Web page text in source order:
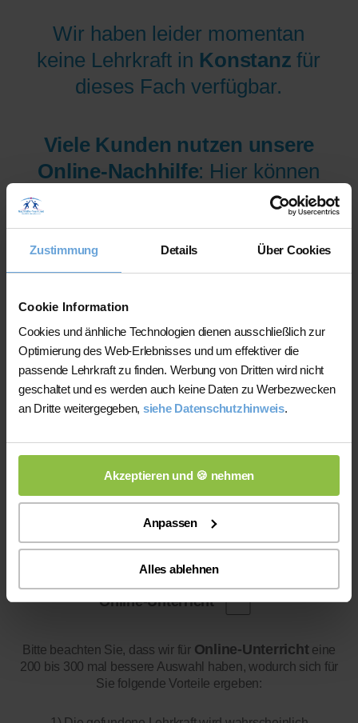
Zustimmung Details Über Cookies
Cookie Information
Cookies und änhliche Technologien dienen ausschließlich zur
Optimierung des Web-Erlebnisses und um effektiver die
passende Lehrkraft zu finden. Werbung von Dritten wird nicht
geschaltet und es werden auch keine Daten zu Werbezwecken
an Dritte weitergegeben, siehe Datenschutzhinweis.
Akzeptieren und 🍪 nehmen
Anpassen
Alles ablehnen
Wir haben leider momentan
keine Lehrkraft in Konstanz für
dieses Fach verfügbar.
Viele Kunden nutzen unsere
Online-Nachhilfe: Hier können
wir Ihnen aus mehr als 300
Lehrer/innen pro Fach und
Niveau die am besten
qualifizierten Lehrer/innen sofort
zur Verfügung stellen.
Jetzt verfügbare Lehrer/innen
für Online-Nachhilfe anzeigen
lassen.
Online-Unterricht
Bitte beachten Sie, dass wir für Online-Unterrichteine
200 bis 300 mal bessere Auswahl haben, wodurch sich für
Sie folgende Vorteile ergeben: